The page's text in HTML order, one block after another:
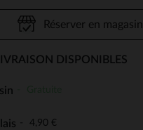
Réserver en magasin
DISPONIBLES
4,90 €